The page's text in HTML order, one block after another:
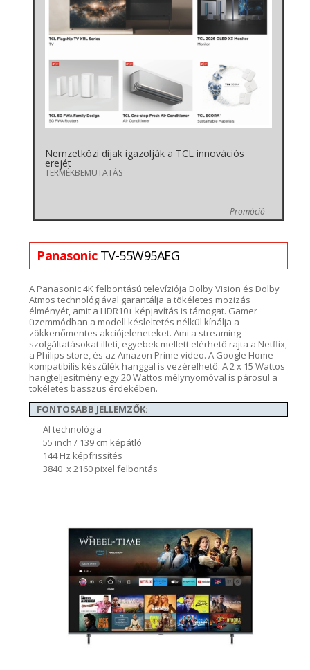
Nemzetközi díjak igazolják a TCL innovációs
erejét
TERMÉKBEMUTATÁS
Promóció
Panasonic TV-55W95AEG
A Panasonic 4K felbontásútelevíziója Dolby Vision és Dolby
Atmos technológiával garantálja a tökéletes mozizás
élményét, amit a HDR10+ képjavítás is támogat. Gamer
üzemmódban a modell késleltetés nélkül kínálja a
zökkenőmentes akciójeleneteket. Ami a streaming
szolgáltatásokat illeti, egyebek mellett elérhető rajta a Netflix,
a Philips store, és az Amazon Prime video. A Google Home
kompatibilis készülék hanggal is vezérelhető. A 2 x 15 Wattos
hangteljesítmény egy 20 Wattos mélynyomóval is párosul a
tökéletes basszus érdekében.
FONTOSABB JELLEMZŐK:
AI technológia
55 inch / 139 cm képátló
144 Hz képfrissítés
3840 x 2160 pixel felbontás